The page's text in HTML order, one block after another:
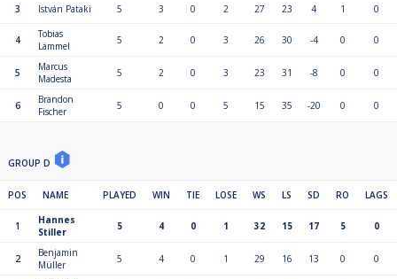
3 István Pataki 5 3 0 2 27 23 4 1 0
4
Tobias
Lämmel
5 2 0 3 26 30 -4 0 0
5
Marcus
Madesta
5 2 0 3 23 31 -8 0 0
6
Brandon
Fischer
5 0 0 5 15 35 -20 0 0
GROUP D
POS NAME PLAYED WIN TIE LOSE WS LS SD RO LAGS
1
Hannes
Stiller
5 4 0 1 32 15 17 5 0
2
Benjamin
Müller
5 4 0 1 29 16 13 0 0